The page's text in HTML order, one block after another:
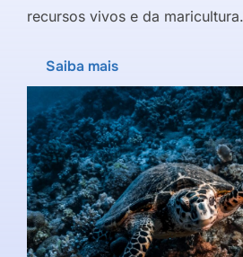
recursos vivos e da maricultura.
Saiba mais